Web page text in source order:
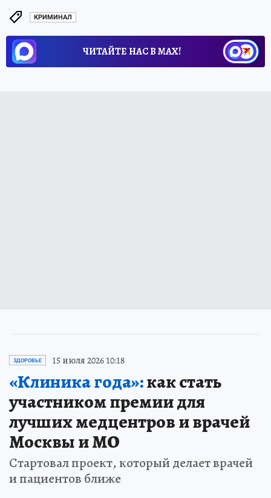
КРИМИНАЛ
ЧИТАЙТЕ НАС В МАХ!
ЗДОРОВЬЕ 15 июля 2026 10:18
«Клиника года»:как стать
участником премии для
лучших медцентров и врачей
Москвы и МО
Стартовал проект, который делает врачей
и пациентов ближе